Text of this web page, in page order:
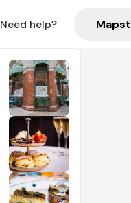
Need help?